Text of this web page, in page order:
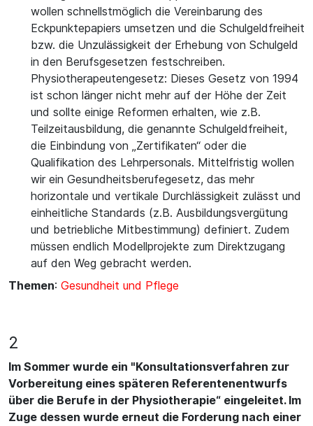
wollen schnellstmöglich die Vereinbarung des
Eckpunktepapiers umsetzen und die Schulgeldfreiheit
bzw. die Unzulässigkeit der Erhebung von Schulgeld
in den Berufsgesetzen festschreiben.
Physiotherapeutengesetz: Dieses Gesetz von 1994
ist schon länger nicht mehr auf der Höhe der Zeit
und sollte einige Reformen erhalten, wie z.B.
Teilzeitausbildung, die genannte Schulgeldfreiheit,
die Einbindung von „Zertifikaten“ oder die
Qualifikation des Lehrpersonals. Mittelfristig wollen
wir ein Gesundheitsberufegesetz, das mehr
horizontale und vertikale Durchlässigkeit zulässt und
einheitliche Standards (z.B. Ausbildungsvergütung
und betriebliche Mitbestimmung) definiert. Zudem
müssen endlich Modellprojekte zum Direktzugang
auf den Weg gebracht werden.
Themen: Gesundheit und Pflege
2
Im Sommer wurde ein "Konsultationsverfahren zur
Vorbereitung eines späteren Referentenentwurfs
über die Berufe in der Physiotherapie“ eingeleitet. Im
Zuge dessen wurde erneut die Forderung nach einer